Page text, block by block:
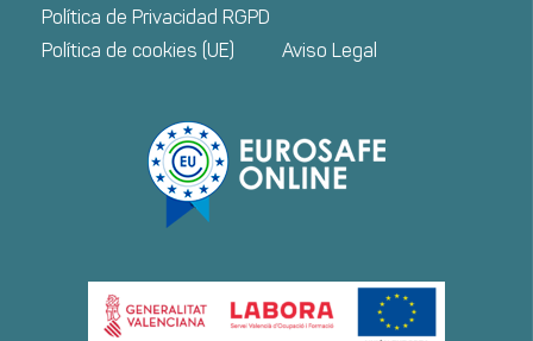
Política de Privacidad RGPD
Política de cookies (UE)
Aviso Legal